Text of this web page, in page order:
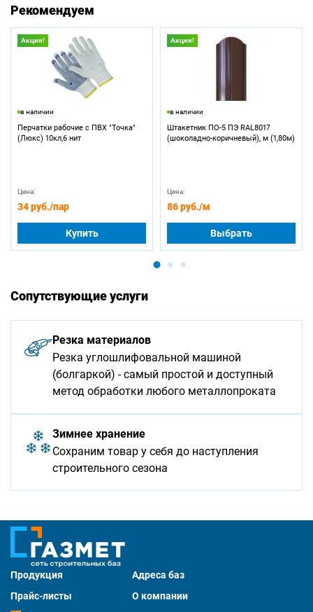
Рекомендуем
Акция!
в наличии
Перчатки рабочие с ПВХ "Точка"
(Люкс) 10кл,6 нит
Цена:
34 руб./пар
Купить
Акция!
в наличии
Штакетник ПО-5 ПЭ RAL8017
(шоколадно-коричневый), м (1,80м)
Цена:
86 руб./м
Выбрать
Сопутствующие услуги
Резка материалов
Резка углошлифовальной машиной
(болгаркой) - самый простой и доступный
метод обработки любого металлопроката
Зимнее хранение
Сохраним товар у себя до наступления
строительного сезона
Продукция
Адреса баз
Прайс-листы
О компании